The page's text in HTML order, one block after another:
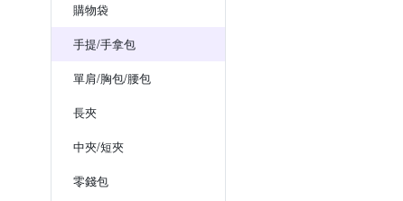
購物袋
手提/手拿包
單肩/胸包/腰包
長夾
中夾/短夾
零錢包